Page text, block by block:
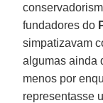
fundadores do
simpatizavam
algumas ainda
menos por
representasse